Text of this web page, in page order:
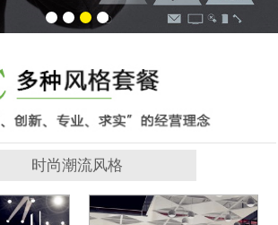
时尚潮流风格